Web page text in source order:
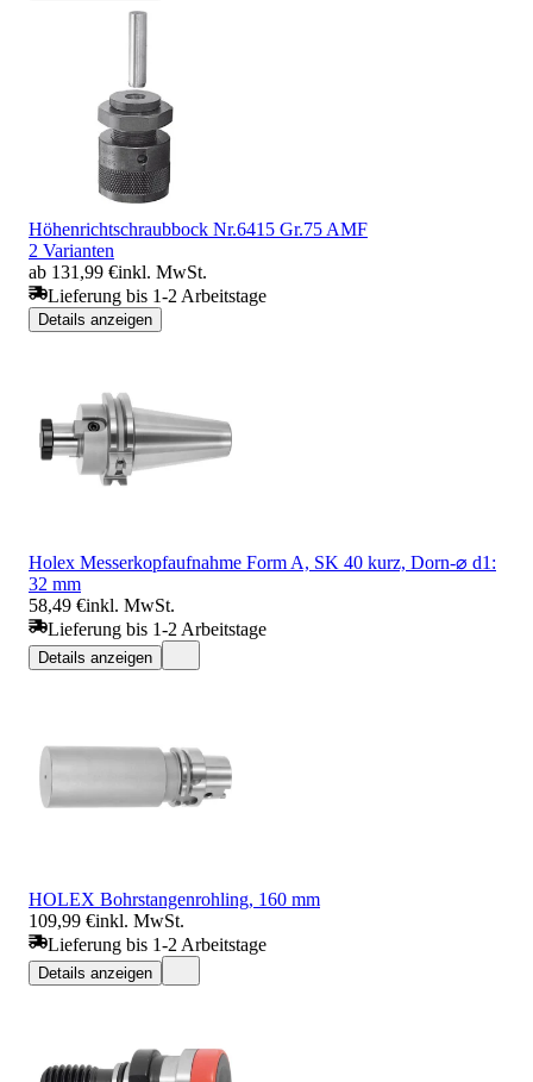
Höhenrichtschraubbock Nr.6415 Gr.75 AMF
2 Varianten
ab 131,99 €inkl. MwSt.
Lieferung bis 1-2 Arbeitstage
Details anzeigen
Holex Messerkopfaufnahme Form A, SK 40 kurz, Dorn-⌀ d1:
32 mm
58,49 €inkl. MwSt.
Lieferung bis 1-2 Arbeitstage
Details anzeigen
HOLEX Bohrstangenrohling, 160 mm
109,99 €inkl. MwSt.
Lieferung bis 1-2 Arbeitstage
Details anzeigen